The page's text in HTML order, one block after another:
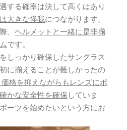
する確率は決して高くはあり
大きな怪我につながります。
、 ヘルメットと一緒に是非揃
です。
しっかり確保したサングラス
に揃えることが難しかったの
格を抑えながらもレンズにポ
かな安全性を確保 していま
ーツを始めたいという方にお